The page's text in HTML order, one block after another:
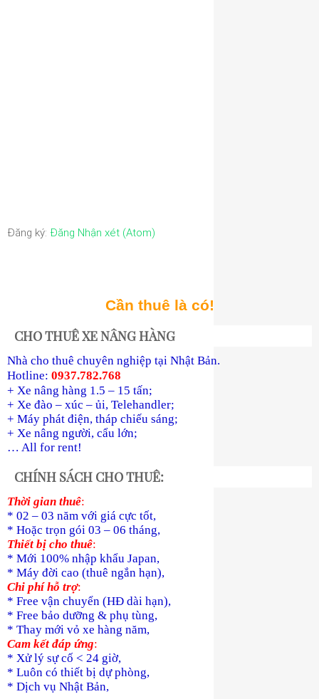
Đăng ký: Đăng Nhận xét (Atom)
Cần thuê là có!
CHO THUÊ XE NÂNG HÀNG
Nhà cho thuê chuyên nghiệp tại Nhật Bản.
Hotline: 0937.782.768
+ Xe nâng hàng 1.5 – 15 tấn;
+ Xe đào – xúc – ủi, Telehandler;
+ Máy phát điện, tháp chiếu sáng;
+ Xe nâng người, cẩu lớn;
… All for rent!
CHÍNH SÁCH CHO THUÊ:
Thời gian thuê:
* 02 – 03 năm với giá cực tốt,
* Hoặc trọn gói 03 – 06 tháng,
Thiết bị cho thuê:
* Mới 100% nhập khẩu Japan,
* Máy đời cao (thuê ngắn hạn),
Chi phí hỗ trợ:
* Free vận chuyển (HĐ dài hạn),
* Free bảo dưỡng & phụ tùng,
* Thay mới vỏ xe hàng năm,
Cam kết đáp ứng:
* Xử lý sự cố < 24 giờ,
* Luôn có thiết bị dự phòng,
* Dịch vụ Nhật Bản,